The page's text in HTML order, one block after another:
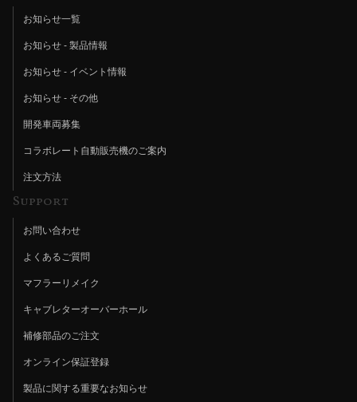
お知らせ一覧
お知らせ - 製品情報
お知らせ - イベント情報
お知らせ - その他
開発車両募集
コラボレート自動販売機のご案内
注文方法
Support
お問い合わせ
よくあるご質問
マフラーリメイク
キャブレターオーバーホール
補修部品のご注文
オンライン保証登録
製品に関する重要なお知らせ